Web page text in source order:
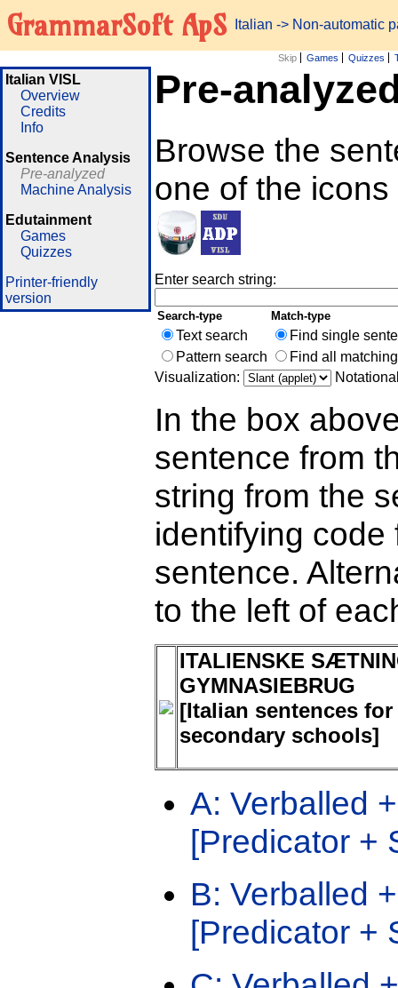
GrammarSoft ApS Italian -> Non-automatic
Skip Games Quizzes
Italian VISL
Overview
Credits
Info
Sentence Analysis
Pre-analyzed
Machine Analysis
Edutainment
Games
Quizzes
Printer-friendly
version
Pre-
Browse the
one of the
Enter search string:
Search-type Match-type
Text search
Find single
Pattern search
Find all
Visualization:
In the box
sentence from
string from the
identifying
sentence.
to the left of
ITALIENSKE
GYMNASIEBRUG
[Italian sentences
secondary schools]
A: Verballed
[Predicator +
B: Verballed
[Predicator +